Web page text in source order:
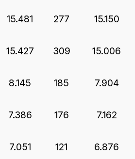
15.481 277 15.150
15.427 309 15.006
8.145 185 7.904
7.386 176 7.162
7.051 121 6.876